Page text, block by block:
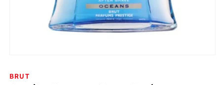
média
1
BRUT